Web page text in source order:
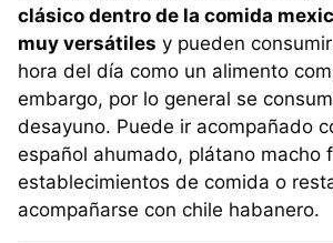
clásico dentro de la comida
muy versátiles y pueden
hora del día como un alimento
embargo, por lo general se
desayuno. Puede ir acompañado
español ahumado, plátano macho
establecimientos de comida o
acompañarse con chile habanero.